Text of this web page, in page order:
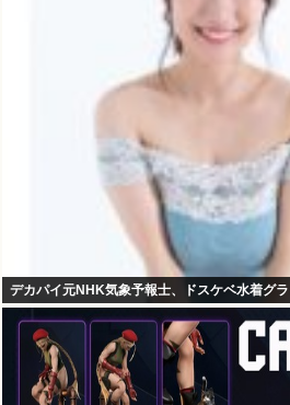
デカパイ元NHK気象予報士、ドスケベ水着グ